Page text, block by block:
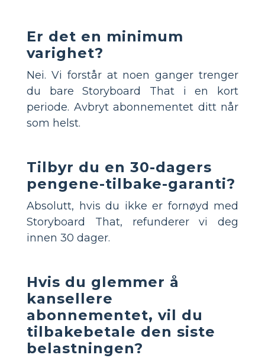
Er det en minimum
varighet?
Nei. Vi forstår at noen ganger trenger
du bare Storyboard That i en kort
periode. Avbryt abonnementet ditt når
som helst.
Tilbyr du en 30-dagers
pengene-tilbake-garanti?
Absolutt, hvis du ikke er fornøyd med
Storyboard That, refunderer vi deg
innen 30 dager.
Hvis du glemmer å
kansellere
abonnementet, vil du
tilbakebetale den siste
belastningen?